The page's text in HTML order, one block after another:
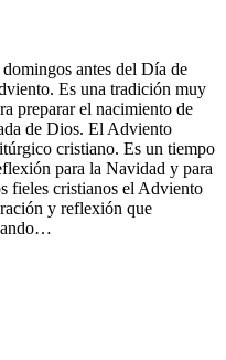
antes del Día de
Es una tradición muy
preparar el nacimiento de
de Dios. El Adviento
cristiano. Es un tiempo
para la Navidad y para
fieles cristianos el Adviento
y reflexión que